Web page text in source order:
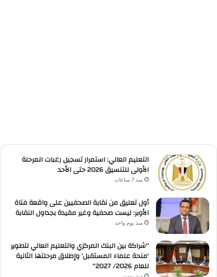
التعليم العالي: استمرار تسجيل رغبات المرحلة
الأولى للتنسيق 2026 حتى الأحد
منذ 7 ساعات
أول تعليق من نقابة الصحفيين على واقعة فتاة
الأوبر: ليست صحفية وغير مقيدة بجداول النقابة
منذ يوم واحد
“شراكة بين البنك المركزي والتعليم العالي لتطوير
‘منحة علماء المستقبل’ وإطلاق مرحلتها الثانية
للعام 2026/ 2027”